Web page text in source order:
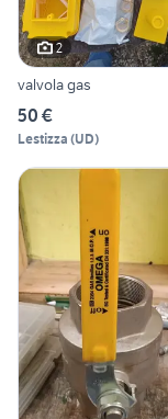
2
valvola gas
50 €
Lestizza (UD)